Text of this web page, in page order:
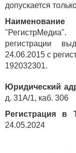
допускается
"РегистрМедиа".
регистрации
24.06.2015 с
192032301.
Юридический
д. 31А/1, каб. 306
Регистрация в
24.05.2024